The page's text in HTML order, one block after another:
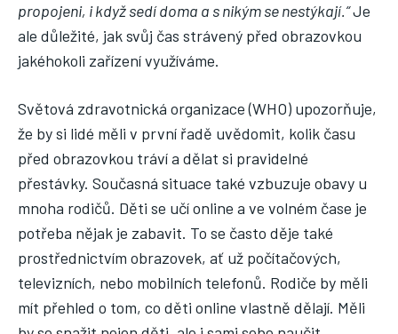
propojeni, i když sedí doma a s nikým se nestýkají.“Je
ale důležité, jak svůj čas strávený před obrazovkou
jakéhokoli zařízení využíváme.
Světová zdravotnická organizace (WHO) upozorňuje,
že by si lidé měli v první řadě uvědomit, kolik času
před obrazovkou tráví a dělat si pravidelné
přestávky. Současná situace také vzbuzuje obavy u
mnoha rodičů. Děti se učí online a ve volném čase je
potřeba nějak je zabavit. To se často děje také
prostřednictvím obrazovek, ať už počítačových,
televizních, nebo mobilních telefonů. Rodiče by měli
mít přehled o tom, co děti online vlastně dělají. Měli